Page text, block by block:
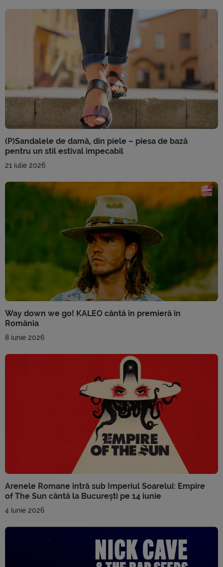
(P)Sandalele de damă, din piele – piesa de bază
pentru un stil estival impecabil
21 iulie 2026
Way down we go! KALEO cântă în premieră în
România
8 iunie 2026
Arenele Romane intră sub Imperiul Soarelui: Empire
of The Sun cântă la București pe 14 iunie
4 iunie 2026